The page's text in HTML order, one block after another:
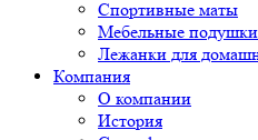
Спортивные маты
Мебельные
Лежанки для
Компания
О компании
История